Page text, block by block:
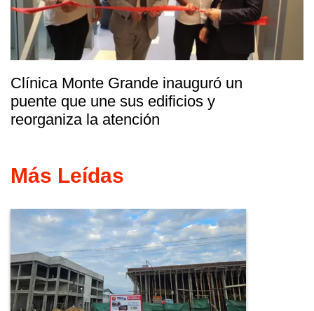
Clínica Monte Grande inauguró un
puente que une sus edificios y
reorganiza la atención
Más Leídas